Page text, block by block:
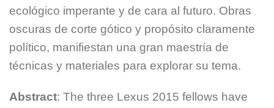
ecológico imperante y de cara al futuro. Obras
oscuras de corte gótico y propósito claramente
político, manifiestan una gran maestría de
técnicas y materiales para explorar su tema.
Abstract: The three Lexus 2015 fellows have